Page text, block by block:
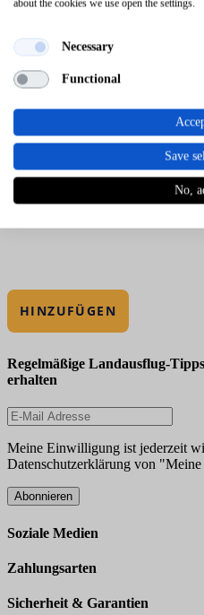
HINZUFÜGEN
Regelmäßige Landausflug-
erhalten
Meine Einwilligung ist jederzeit
Datenschutzerklärung von
Abonnieren
Soziale Medien
Zahlungsarten
Sicherheit & Garantien
about the cookies we use open the settings.
Necessary
Functional
Save
No,